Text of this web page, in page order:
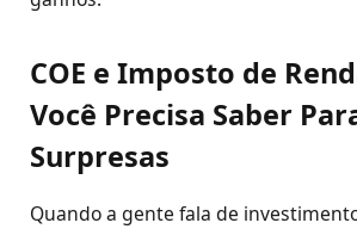
COE e Imposto de
Você Precisa Saber
Surpresas
Quando a gente fala de